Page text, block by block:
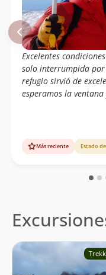
Excelentes
solo interrumpida por
refugio sirvió de
esperamos la
Más reciente Estado